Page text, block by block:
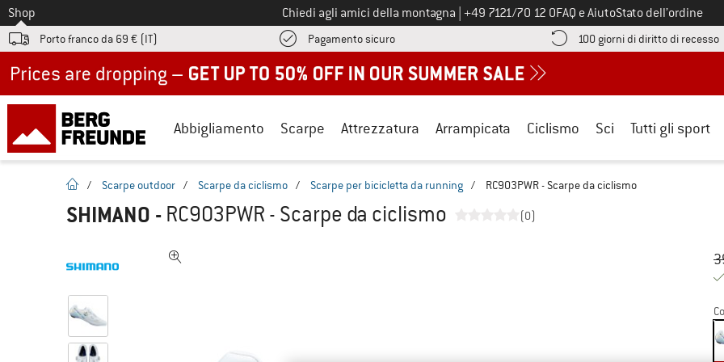
Allo
Shop Chiedi agli amici della montagna Chiamaci al numero
+49 7121/70 12 0FAQ e AiutoStato dell’ordine
Porto franco da 69 € (IT) Pagamento sicuroQui trovi le informazioni di pagamento! Si apre in una casella
100 giorni di diritto di recesso
Abbigliamento Scarpe Attrezzatura Arrampicata Ciclismo Sci Tutti gli sport
pagina iniziale
/ Scarpe outdoor / Scarpe da ciclismo / Scarpe per bicicletta da running / RC903PWR - Scarpe da ciclismo
SHIMANO - RC903PWR - Scarpe da ciclismo (0)